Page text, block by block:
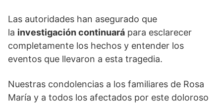
Las autoridades han asegurado que
la investigación continuará para esclarecer
completamente los hechos y entender los
eventos que llevaron a esta tragedia.
Nuestras condolencias a los familiares de Rosa
María y a todos los afectados por este doloroso